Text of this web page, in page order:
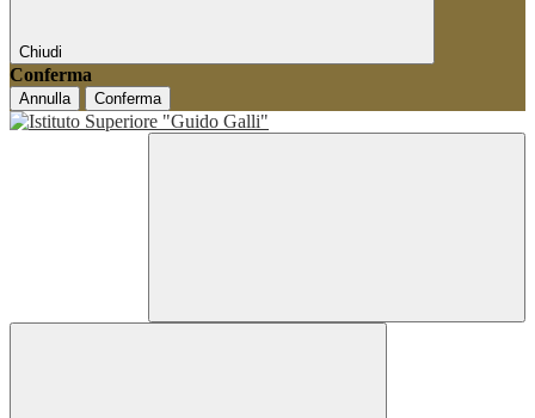
Chiudi
Conferma
Annulla Conferma